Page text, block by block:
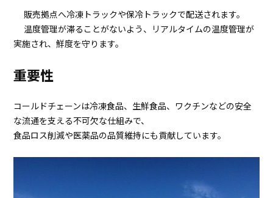
販売拠点へ冷凍トラックや保冷トラックで配送されます。
温度管理が滞ることがないよう、リアルタイムの温度管理が
実施され、鮮度を守ります。
重要性
コールドチェーンは冷凍食品、生鮮食品、ワクチンなどの安全
な流通を支える不可欠な仕組みで、
食品ロス削減や医薬品の品質維持にも貢献しています。